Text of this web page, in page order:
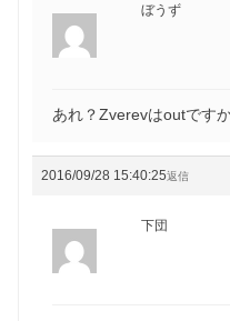
ぼうず
あれ？Zverevはoutです
2016/09/28 15:40:25返信
下団